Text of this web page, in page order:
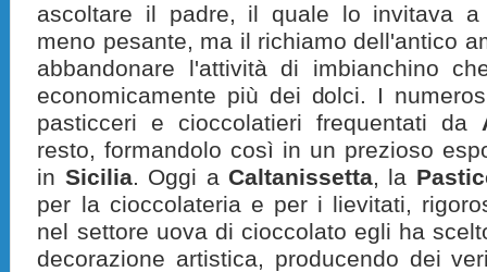
ascoltare il padre, il quale lo invitava a
meno pesante, ma il richiamo dell'antico
abbandonare l'attività di imbianchino
economicamente più dei dolci. I
pasticceri e cioccolatieri frequentati da
resto, formandolo così in un prezioso
in Sicilia. Oggi a Caltanissetta, la
per la cioccolateria e per i lievitati,
nel settore uova di cioccolato egli ha
decorazione artistica, producendo dei